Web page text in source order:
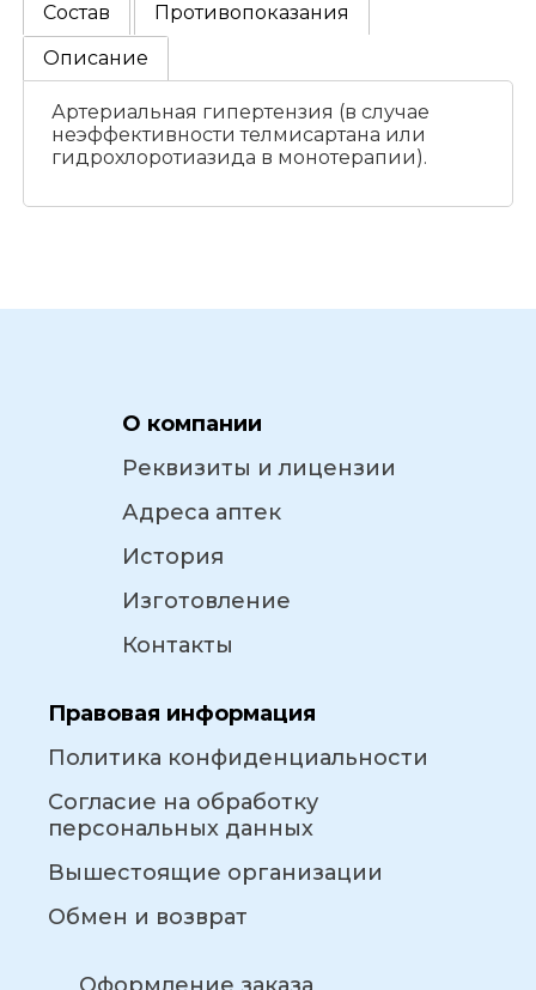
Состав
Противопоказания
Описание
Артериальная гипертензия (в случае
неэффективности телмисартана или
гидрохлоротиазида в монотерапии).
О компании
Реквизиты и лицензии
Адреса аптек
История
Изготовление
Контакты
Правовая информация
Политика конфиденциальности
Согласие на обработку
персональных данных
Вышестоящие организации
Обмен и возврат